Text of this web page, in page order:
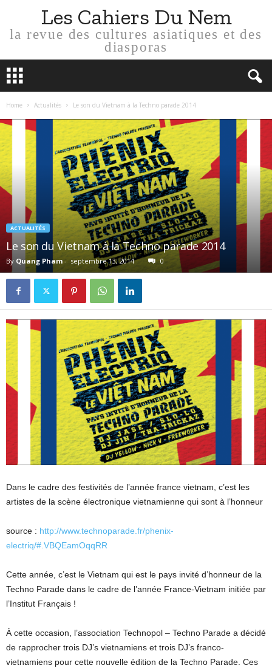
Les Cahiers Du Nem
la revue des cultures asiatiques et des
diasporas
Home Actualités Le son du Vietnam à la Techno parade 2014
ACTUALITÉS
Le son du Vietnam à la Techno parade 2014
By Quang Pham - septembre 13, 2014 0
Dans le cadre des festivités de l’année france vietnam, c’est les
artistes de la scène électronique vietnamienne qui sont à l’honneur
source : http://www.technoparade.fr/phenix-
electriq/#.VBQEamOqqRR
Cette année, c’est le Vietnam qui est le pays invité d’honneur de la
Techno Parade dans le cadre de l’année France-Vietnam initiée par
l’Institut Français !
À cette occasion, l’association Technopol – Techno Parade a décidé
de rapprocher trois DJ’s vietnamiens et trois DJ’s franco-
vietnamiens pour cette nouvelle édition de la Techno Parade. Ces